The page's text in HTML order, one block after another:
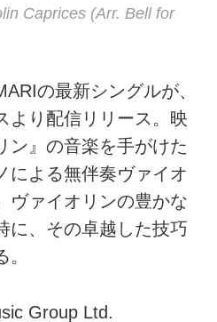
Caprices (Arr. Bell for
の最新シングルが、
より配信リリース。映
ン』の音楽を手がけた
による無伴奏ヴァイオ
ヴァイオリンの豊かな
に、その卓越した技巧
Group Ltd.